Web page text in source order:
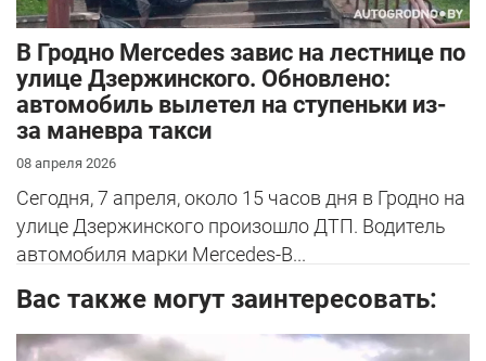
В Гродно Mercedes завис на лестнице по
улице Дзержинского. Обновлено:
автомобиль вылетел на ступеньки из-
за маневра такси
08 апреля 2026
Сегодня, 7 апреля, около 15 часов дня в Гродно на
улице Дзержинского произошло ДТП. Водитель
автомобиля марки Mercedes-B...
Вас также могут заинтересовать: